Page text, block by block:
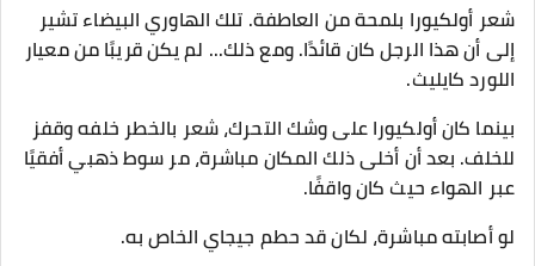
شعر أولكيورا بلمحة من العاطفة. تلك الهاوري البيضاء تشير
إلى أن هذا الرجل كان قائدًا. ومع ذلك... لم يكن قريبًا من معيار
اللورد كايليث.
بينما كان أولكيورا على وشك التحرك، شعر بالخطر خلفه وقفز
للخلف. بعد أن أخلى ذلك المكان مباشرة، مر سوط ذهبي أفقيًا
عبر الهواء حيث كان واقفًا.
لو أصابته مباشرة، لكان قد حطم جيجاي الخاص به.